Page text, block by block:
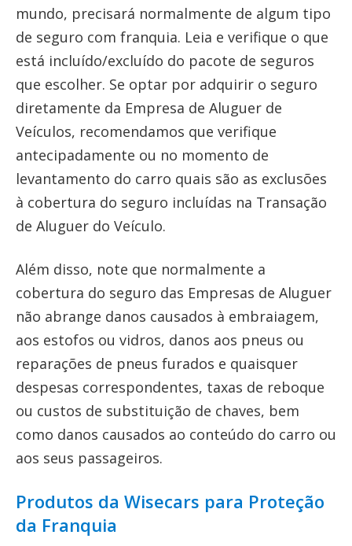
mundo, precisará normalmente de algum tipo
de seguro com franquia. Leia e verifique o que
está incluído/excluído do pacote de seguros
que escolher. Se optar por adquirir o seguro
diretamente da Empresa de Aluguer de
Veículos, recomendamos que verifique
antecipadamente ou no momento de
levantamento do carro quais são as exclusões
à cobertura do seguro incluídas na Transação
de Aluguer do Veículo.
Além disso, note que normalmente a
cobertura do seguro das Empresas de Aluguer
não abrange danos causados à embraiagem,
aos estofos ou vidros, danos aos pneus ou
reparações de pneus furados e quaisquer
despesas correspondentes, taxas de reboque
ou custos de substituição de chaves, bem
como danos causados ao conteúdo do carro ou
aos seus passageiros.
Produtos da Wisecars para Proteção
da Franquia